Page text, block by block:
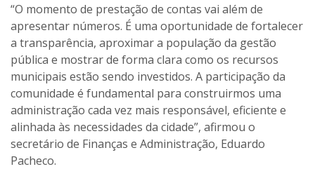
“O momento de prestação de contas vai além de
apresentar números. É uma oportunidade de fortalecer
a transparência, aproximar a população da gestão
pública e mostrar de forma clara como os recursos
municipais estão sendo investidos. A participação da
comunidade é fundamental para construirmos uma
administração cada vez mais responsável, eficiente e
alinhada às necessidades da cidade”, afirmou o
secretário de Finanças e Administração, Eduardo
Pacheco.